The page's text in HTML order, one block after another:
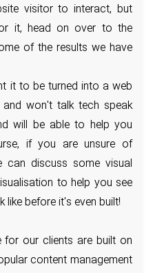
visitor to interact, but
it, head on over to the
of the results we have
it to be turned into a web
won't talk tech speak
will be able to help you
if you are unsure of
discuss some visual
to help you see
before it's even built!
our clients are built on
content management